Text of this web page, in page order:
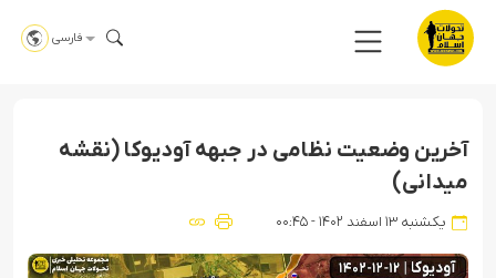
فارسی
آخرین وضعیت نظامی در جبهه آودیوکا (نقشه
میدانی)
یکشنبه ۱۳ اسفند ۱۴۰۲ - ۰۰:۴۵